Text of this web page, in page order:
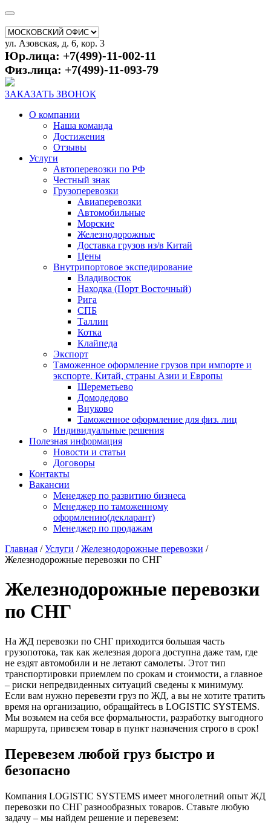
ул. Азовская, д. 6, кор. 3
Юр.лица: +7(499)-11-002-11
Физ.лица: +7(499)-11-093-79
ЗАКАЗАТЬ ЗВОНОК
О компании
Наша команда
Достижения
Отзывы
Услуги
Автоперевозки по РФ
Честный знак
Грузоперевозки
Авиаперевозки
Автомобильные
Морские
Железнодорожные
Доставка грузов из/в Китай
Цены
Внутрипортовое экспедирование
Владивосток
Находка (Порт Восточный)
Рига
СПБ
Таллин
Котка
Клайпеда
Экспорт
Таможенное оформление грузов при импорте и
экспорте. Китай, страны Азии и Европы
Шереметьево
Домодедово
Внуково
Таможенное оформление для физ. лиц
Индивидуальные решения
Полезная информация
Новости и статьи
Договоры
Контакты
Вакансии
Менеджер по развитию бизнеса
Менеджер по таможенному
оформлению(декларант)
Менеджер по продажам
Главная /Услуги /Железнодорожные перевозки /
Железнодорожные перевозки по СНГ
Железнодорожные перевозки
по СНГ
На ЖД перевозки по СНГ приходится большая часть
грузопотока, так как железная дорога доступна даже там, где
не ездят автомобили и не летают самолеты. Этот тип
транспортировки приемлем по срокам и стоимости, а главное
– риски непредвиденных ситуаций сведены к минимуму.
Если вам нужно перевезти груз по ЖД, а вы не хотите тратить
время на организацию, обращайтесь в LOGISTIC SYSTEMS.
Мы возьмем на себя все формальности, разработку выгодного
маршрута, привезем товар в пункт назначения строго в срок!
Перевезем любой груз быстро и
безопасно
Компания LOGISTIC SYSTEMS имеет многолетний опыт ЖД
перевозки по СНГ разнообразных товаров. Ставьте любую
задачу – мы найдем решение и перевезем: